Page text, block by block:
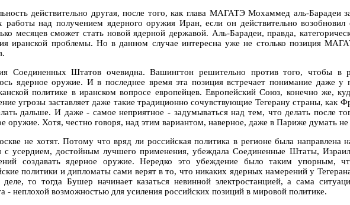
действительно другая, после того, как глава МАГАТЭ Мохаммед аль-Барадеи
работы над получением ядерного оружия Иран, если он действительно
месяцев сможет стать новой ядерной державой. Аль-Барадеи, правда,
иранской проблемы. Но в данном случае интересна уже не столько позиция
Соединенных Штатов очевидна. Вашингтон решительно против того, чтобы в
ядерное оружие. И в последнее время эта позиция встречает понимание даже у
политике в иранском вопросе европейцев. Европейский Союз, конечно же,
угрозы заставляет даже такие традиционно сочувствующие Тегерану страны, как
дальше. И даже - самое неприятное - задумываться над тем, что делать после
оружие. Хотя, честно говоря, над этим вариантом, наверное, даже в Париже думать не
не хотят. Потому что вряд ли российская политика в регионе была направлена
с усердием, достойным лучшего применения, убеждала Соединенные Штаты,
создавать ядерное оружие. Нередко это убеждение было таким упорным,
политики и дипломаты сами верят в то, что никаких ядерных намерений у
то тогда Бушер начинает казаться невинной электростанцией, а сама
- неплохой возможностью для усиления российских позиций в мировой политике.